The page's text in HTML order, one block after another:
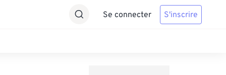
Se connecter S'inscrire